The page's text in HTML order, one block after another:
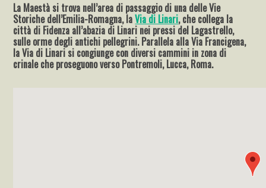
La Maestà si trova nell’area di passaggio di una delle Vie
Storiche dell’Emilia-Romagna, laVia di Linari, che collega la
città di Fidenza all’abazia di Linari nei pressi del Lagastrello,
sulle orme degli antichi pellegrini. Parallela alla Via Francigena,
la Via di Linari si congiunge con diversi cammini in zona di
crinale che proseguono verso Pontremoli, Lucca, Roma.